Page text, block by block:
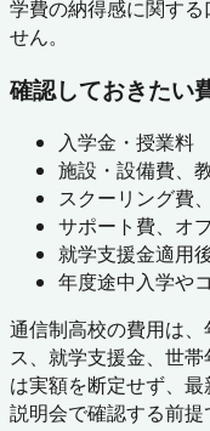
学費の納得感に関す
せん。
確認しておきたい
入学金・授業料
施設・設備費、
スクーリング費
サポート費、オ
就学支援金適用
年度途中入学や
通信制高校の費用は
ス、就学支援金、世
は実額を断定せず、最
説明会で確認する前提